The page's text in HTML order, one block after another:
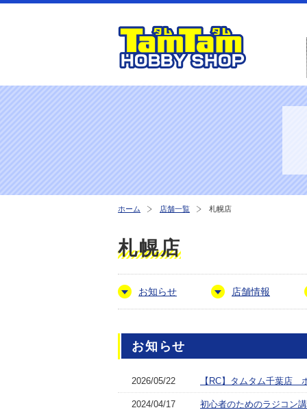
ホーム 店舗一覧 札幌店
札幌店
お知らせ 店舗情報
お知らせ
2026/05/22 【RC】タムタム千葉店
2024/04/17 初心者のためのラジコン